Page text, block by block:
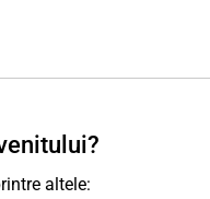
altele: